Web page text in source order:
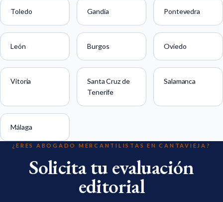
Toledo Gandía Pontevedra
León Burgos Oviedo
Vitoria
Santa Cruz de
Tenerife
Salamanca
Málaga
¿ERES ABOGADO MERCANTILISTAS EN CANTAVIEJA?
Solicita tu evaluación
editorial